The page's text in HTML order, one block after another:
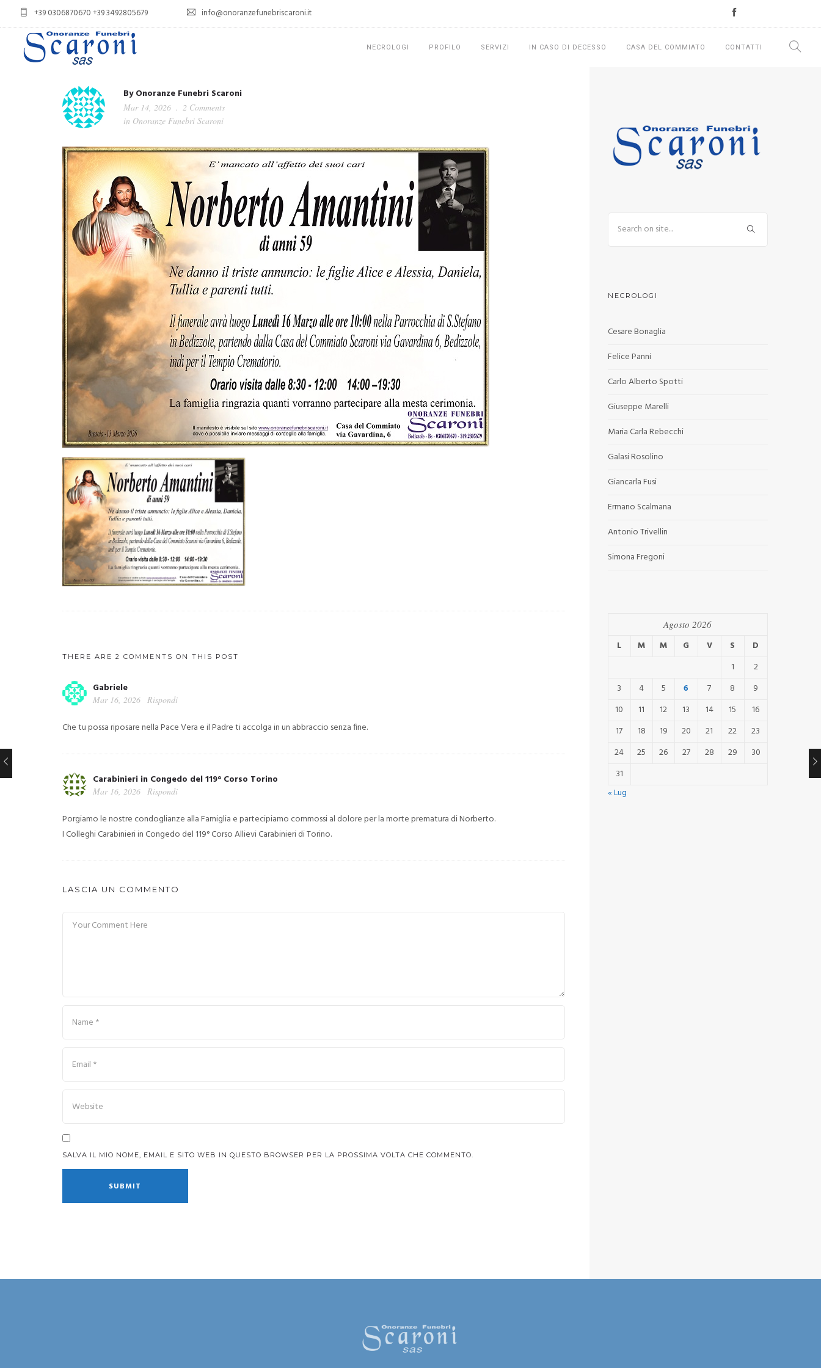
+39 0306870670 +39 3492805679 info@onoranzefunebriscaroni.it
NECROLOGI PROFILO SERVIZI IN CASO DI DECESSO CASA DEL COMMIATO CONTATTI
ByOnoranze Funebri Scaroni
Mar 14, 2026
2 Comments
in Onoranze Funebri Scaroni
THERE ARE 2 COMMENTS ON THIS POST
Gabriele
Mar 16, 2026 Rispondi
Che tu possa riposare nella Pace Vera e il Padre ti accolga in un abbraccio senza fine.
Carabinieri in Congedo del 119° Corso Torino
Mar 16, 2026 Rispondi
Porgiamo le nostre condoglianze alla Famiglia e partecipiamo commossi al dolore per la morte prematura di Norberto.
I Colleghi Carabinieri in Congedo del 119° Corso Allievi Carabinieri di Torino.
LASCIA UN COMMENTO
SALVA IL MIO NOME, EMAIL E SITO WEB IN QUESTO BROWSER PER LA PROSSIMA VOLTA CHE COMMENTO.
NECROLOGI
Cesare Bonaglia
Felice Panni
Carlo Alberto Spotti
Giuseppe Marelli
Maria Carla Rebecchi
Galasi Rosolino
Giancarla Fusi
Ermano Scalmana
Antonio Trivellin
Simona Fregoni
Agosto 2026
L M M G V S
D
1
2
3
4 5 6 7 8
9
10
11 12 13 14 15
16
17
18 19 20 21 22
23
24
25 26 27 28 29
30
31
« Lug